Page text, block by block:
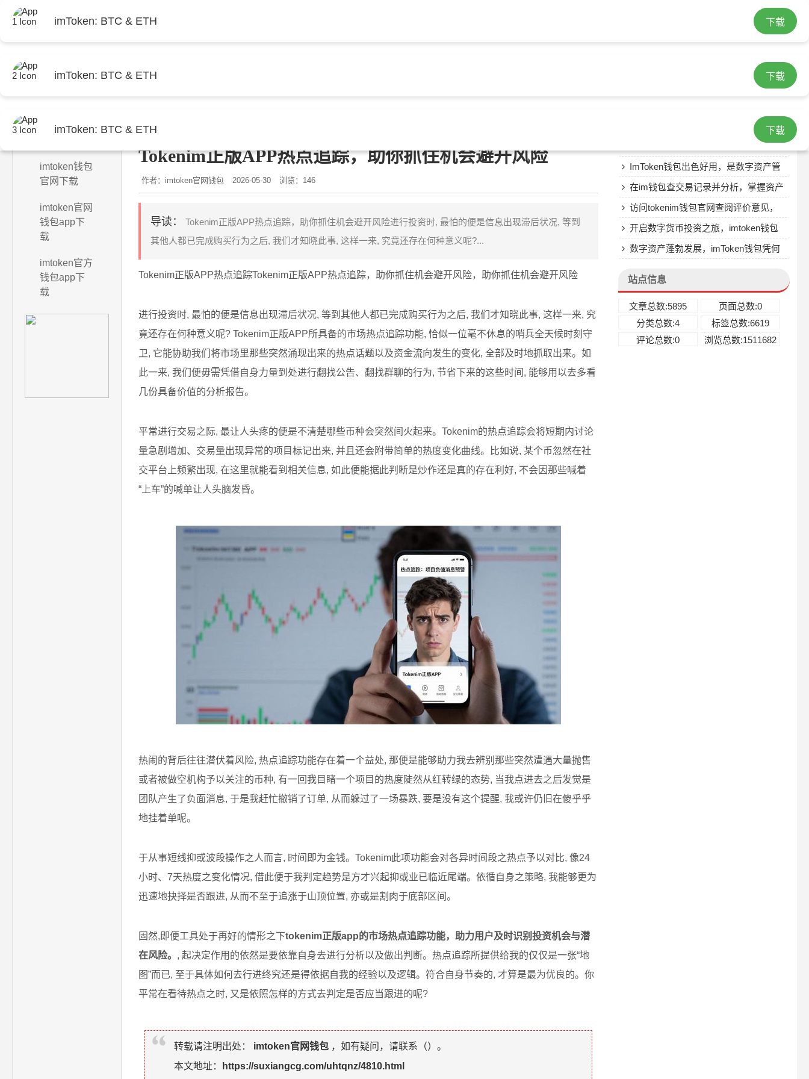
imToken: BTC & ETH 下载
imToken: BTC & ETH 下载
imToken: BTC & ETH 下载
imtoken钱包
官网下载
imtoken官网
钱包app下
载
imtoken官方
钱包app下
载
Tokenim正版APP热点追踪，助你抓住机会避开风险
作者：imtoken官网钱包 2026-05-30 浏览：146
导读：
Tokenim正版APP热点追踪，助你抓住机会避开风险进行投资时, 最怕的便是信息出现滞后状况, 等到
其他人都已完成购买行为之后, 我们才知晓此事, 这样一来, 究竟还存在何种意义呢?...
Tokenim正版APP热点追踪Tokenim正版APP热点追踪，助你抓住机会避开风险，助你抓住机会避开风险
进行投资时, 最怕的便是信息出现滞后状况, 等到其他人都已完成购买行为之后, 我们才知晓此事, 这样一来, 究
竟还存在何种意义呢? Tokenim正版APP所具备的市场热点追踪功能, 恰似一位毫不休息的哨兵全天候时刻守
卫, 它能协助我们将市场里那些突然涌现出来的热点话题以及资金流向发生的变化, 全部及时地抓取出来。如
此一来, 我们便毋需凭借自身力量到处进行翻找公告、翻找群聊的行为, 节省下来的这些时间, 能够用以去多看
几份具备价值的分析报告。
平常进行交易之际, 最让人头疼的便是不清楚哪些币种会突然间火起来。Tokenim的热点追踪会将短期内讨论
量急剧增加、交易量出现异常的项目标记出来, 并且还会附带简单的热度变化曲线。比如说, 某个币忽然在社
交平台上频繁出现, 在这里就能看到相关信息, 如此便能据此判断是炒作还是真的存在利好, 不会因那些喊着
“上车”的喊单让人头脑发昏。
热闹的背后往往潜伏着风险, 热点追踪功能存在着一个益处, 那便是能够助力我去辨别那些突然遭遇大量抛售
或者被做空机构予以关注的币种, 有一回我目睹一个项目的热度陡然从红转绿的态势, 当我点进去之后发觉是
团队产生了负面消息, 于是我赶忙撤销了订单, 从而躲过了一场暴跌, 要是没有这个提醒, 我或许仍旧在傻乎乎
地挂着单呢。
于从事短线抑或波段操作之人而言, 时间即为金钱。Tokenim此项功能会对各异时间段之热点予以对比, 像24
小时、7天热度之变化情况, 借此便于我判定趋势是方才兴起抑或业已临近尾端。依循自身之策略, 我能够更为
迅速地抉择是否跟进, 从而不至于追涨于山顶位置, 亦或是割肉于底部区间。
固然,即便工具处于再好的情形之下tokenim正版app的市场热点追踪功能，助力用户及时识别投资机会与潜
在风险。 , 起决定作用的依然是要依靠自身去进行分析以及做出判断。热点追踪所提供给我的仅仅是一张“地
图”而已, 至于具体如何去行进终究还是得依据自我的经验以及逻辑。符合自身节奏的, 才算是最为优良的。你
平常在看待热点之时, 又是依照怎样的方式去判定是否应当跟进的呢?
转载请注明出处： imtoken官网钱包 ，如有疑问，请联系（）。
本文地址：
https://suxiangcg.com/uhtqnz/4810.html
下载最新token钱包，新功能助力加密
Tokenim钱包应用程序下载遇问题？多
借助token钱包投身数字经济变革，选
imtoke钱包：重视用户反馈，详解反馈
机制及对产品发展的影响
ImToken钱包出色好用，是数字资产管
理得力工具
在im钱包查交易记录并分析，掌握资产
变动与合理布局
访问tokenim钱包官网查阅评价意见，
了解实际使用体验
开启数字货币投资之旅，imtoken钱包
官网是你的最佳选择
数字资产蓬勃发展，imToken钱包凭何
站点信息
文章总数:5895
页面总数:0
分类总数:4
标签总数:6619
评论总数:0
浏览总数:1511682